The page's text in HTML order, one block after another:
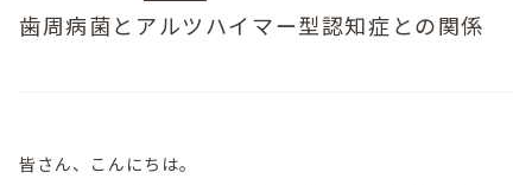
歯周病菌とアルツハイマー型認知症との関係
皆さん、こんにちは。